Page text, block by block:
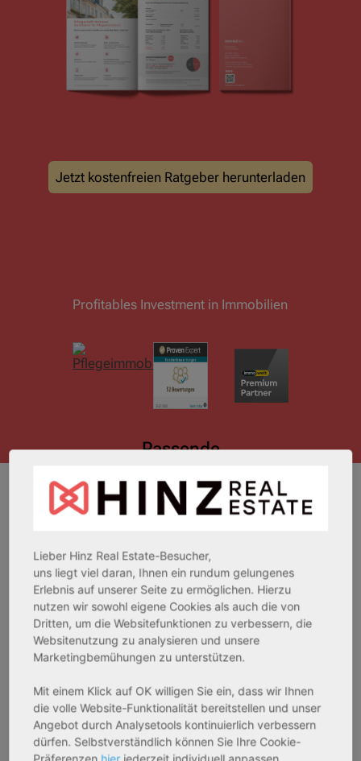
Jetzt kostenfreien Ratgeber herunterladen
Profitables Investment in Immobilien
Passende
Betreutes Wohnen Bestandsobjekt
KFW
AfA
Sortierung / Filter
AfA
Degressive
5,00 %
Sofortmiete
AfA Degressive
5,00 %
(Sondergutachten)
Sofortmiete
Lieber Hinz Real Estate-Besucher,
uns liegt viel daran, Ihnen ein rundum gelungenes
Erlebnis auf unserer Seite zu ermöglichen. Hierzu
nutzen wir sowohl eigene Cookies als auch die von
Dritten, um die Websitefunktionen zu verbessern, die
Websitenutzung zu analysieren und unsere
Marketingbemühungen zu unterstützen.
Mit einem Klick auf OK willigen Sie ein, dass wir Ihnen
die volle Website-Funktionalität bereitstellen und unser
Angebot durch Analysetools kontinuierlich verbessern
dürfen. Selbstverständlich können Sie Ihre Cookie-